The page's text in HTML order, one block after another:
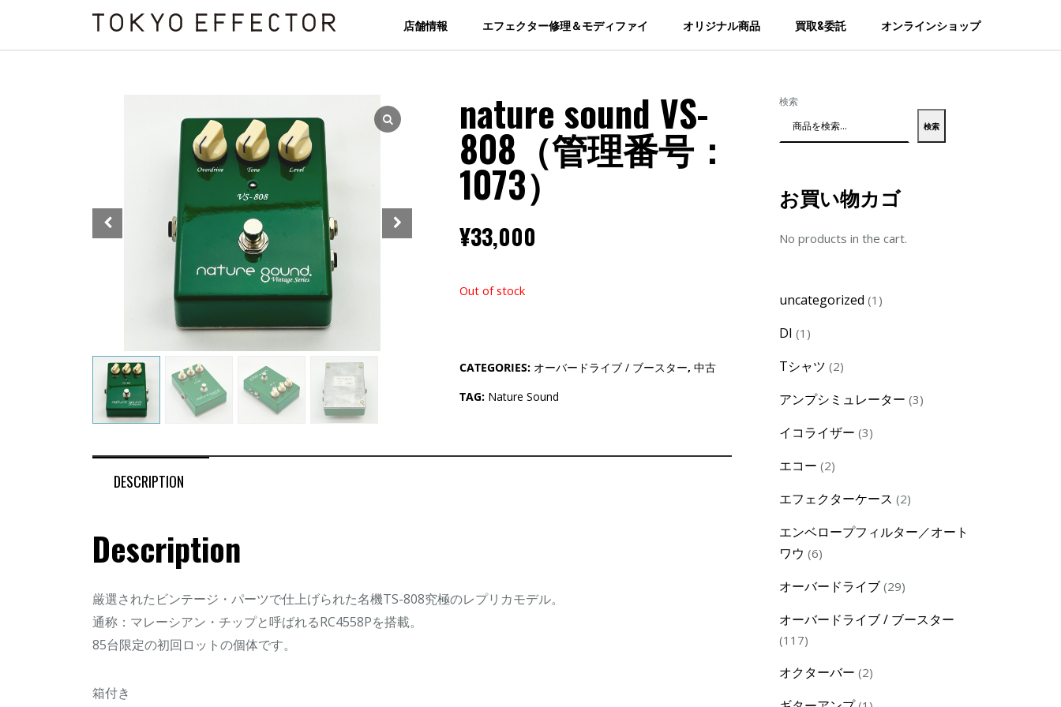
店舗情報 エフェクター修理＆モディファイ オリジナル商品 買取&委託 オンラインショップ
nature sound VS-
808（管理番号：
1073）
¥33,000
Out of stock
CATEGORIES: オーバードライブ / ブースター, 中古
TAG: Nature Sound
DESCRIPTION
Description
厳選されたビンテージ・パーツで仕上げられた名機TS-808究極のレプリカモデル。
通称：マレーシアン・チップと呼ばれるRC4558Pを搭載。
85台限定の初回ロットの個体です。
箱付き
検索
検索
お買い物カゴ
No products in the cart.
uncategorized 1 1
DI 1 1
Tシャツ 22
アンプシミュレーター 33
イコライザー 33
エコー 22
エフェクターケース 22
エンベロープフィルター／オート
ワウ 66
オーバードライブ 2929
オーバードライブ / ブースター
117117
オクターバー 22
1